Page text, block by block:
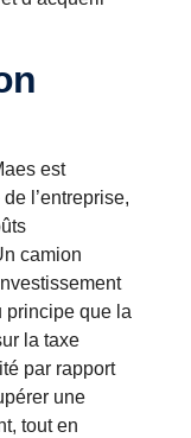
est
l’entreprise,
camion
principe que la
la taxe
par rapport
une
tout en